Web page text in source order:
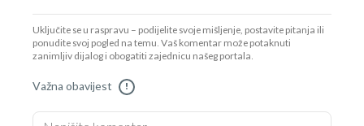
Uključite se u raspravu – podijelite svoje mišljenje, postavite pitanja ili
ponudite svoj pogled na temu. Vaš komentar može potaknuti
zanimljiv dijalog i obogatiti zajednicu našeg portala.
Važna obavijest !